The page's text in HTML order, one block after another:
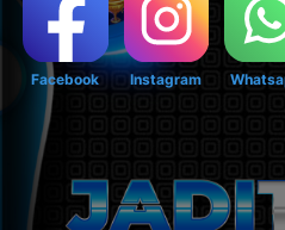
Facebook Instagram